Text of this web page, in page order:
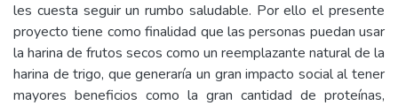
les cuesta seguir un rumbo saludable. Por ello el presente
proyecto tiene como finalidad que las personas puedan usar
la harina de frutos secos como un reemplazante natural de la
harina de trigo, que generaría un gran impacto social al tener
mayores beneficios como la gran cantidad de proteínas,